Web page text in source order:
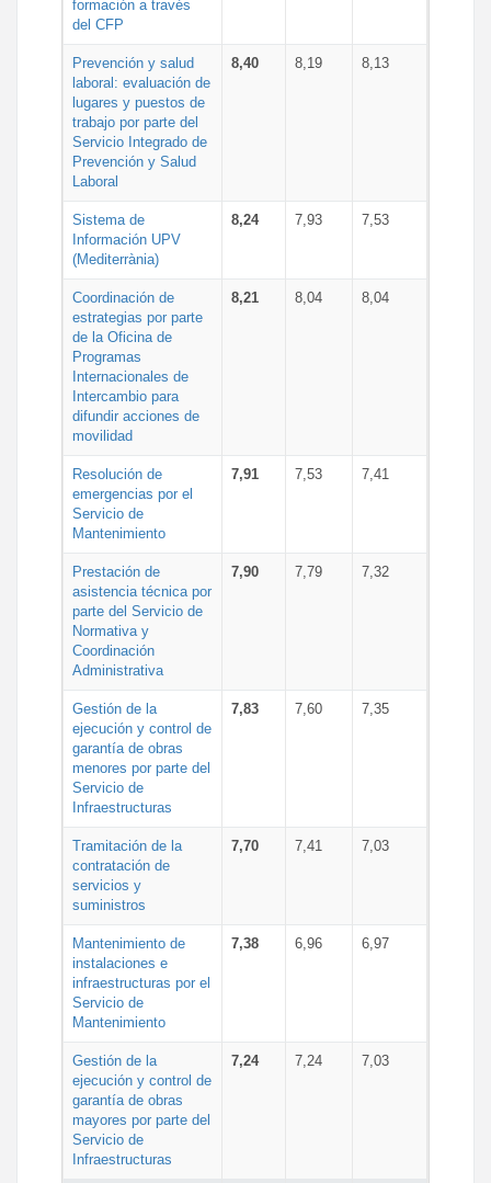
formación a través
del CFP
Prevención y salud
laboral: evaluación de
lugares y puestos de
trabajo por parte del
Servicio Integrado de
Prevención y Salud
Laboral
8,40 8,19 8,13
Sistema de
Información UPV
(Mediterrània)
8,24 7,93 7,53
Coordinación de
estrategias por parte
de la Oficina de
Programas
Internacionales de
Intercambio para
difundir acciones de
movilidad
8,21 8,04 8,04
Resolución de
emergencias por el
Servicio de
Mantenimiento
7,91 7,53 7,41
Prestación de
asistencia técnica por
parte del Servicio de
Normativa y
Coordinación
Administrativa
7,90 7,79 7,32
Gestión de la
ejecución y control de
garantía de obras
menores por parte del
Servicio de
Infraestructuras
7,83 7,60 7,35
Tramitación de la
contratación de
servicios y
suministros
7,70 7,41 7,03
Mantenimiento de
instalaciones e
infraestructuras por el
Servicio de
Mantenimiento
7,38 6,96 6,97
Gestión de la
ejecución y control de
garantía de obras
mayores por parte del
Servicio de
Infraestructuras
7,24 7,24 7,03